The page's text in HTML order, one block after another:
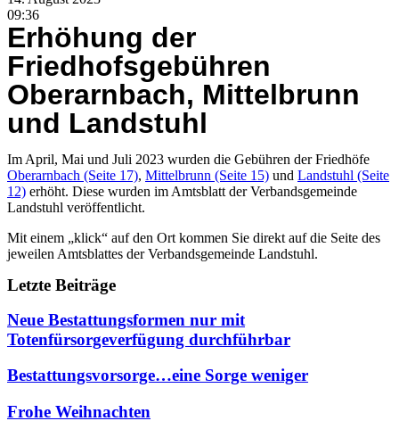
09:36
Erhöhung der
Friedhofsgebühren
Oberarnbach, Mittelbrunn
und Landstuhl
Im April, Mai und Juli 2023 wurden die Gebühren der Friedhöfe
Oberarnbach (Seite 17), Mittelbrunn (Seite 15) und Landstuhl (Seite
12) erhöht. Diese wurden im Amtsblatt der Verbandsgemeinde
Landstuhl veröffentlicht.
Mit einem „klick“ auf den Ort kommen Sie direkt auf die Seite des
jeweilen Amtsblattes der Verbandsgemeinde Landstuhl.
Letzte Beiträge
Neue Bestattungsformen nur mit
Totenfürsorgeverfügung durchführbar
Bestattungsvorsorge…eine Sorge weniger
Frohe Weihnachten